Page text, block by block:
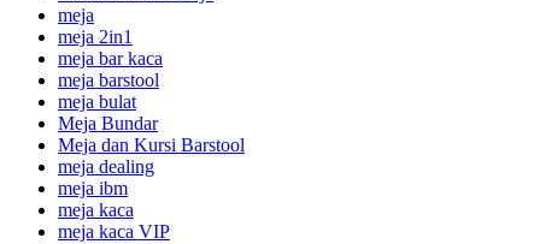
meja
meja 2in1
meja bar kaca
meja barstool
meja bulat
Meja Bundar
Meja dan Kursi Barstool
meja dealing
meja ibm
meja kaca
meja kaca VIP